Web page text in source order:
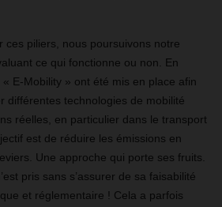
ces piliers, nous poursuivons notre
ce qui fonctionne ou non. En
E-Mobility » ont été mis en place afin
différentes technologies de mobilité
réelles, en particulier dans le transport
est de réduire les émissions en
Une approche qui porte ses fruits.
pris sans s’assurer de sa faisabilité
et réglementaire ! Cela a parfois